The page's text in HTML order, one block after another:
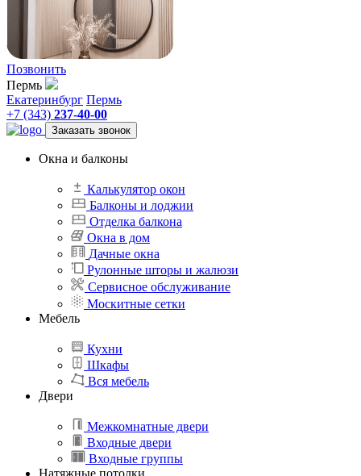
Позвонить
Пермь
Екатеринбург Пермь
+7 (343) 237-40-00
Заказать звонок
Окна и балконы
Калькулятор окон
Балконы и лоджии
Отделка балкона
Окна в дом
Дачные окна
Рулонные шторы и жалюзи
Сервисное обслуживание
Москитные сетки
Мебель
Кухни
Шкафы
Вся мебель
Двери
Межкомнатные двери
Входные двери
Входные группы
Натяжные потолки